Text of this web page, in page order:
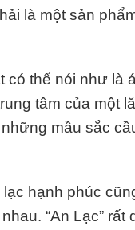
là một sản
có thể nói như là
tâm của một
mầu sắc
lạc hạnh phúc
“An Lạc” rất